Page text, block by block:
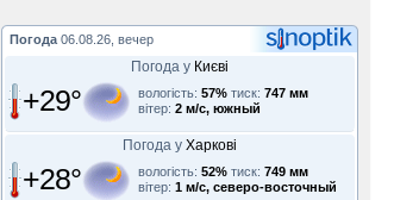
Погода 06.08.26, вечер
Погода у Києві
+29° вологість: 57% тиск: 747 мм
вітер: 2 м/с, южный
Погода у Харкові
+28° вологість: 52% тиск: 749 мм
вітер: 1 м/с, северо-восточный